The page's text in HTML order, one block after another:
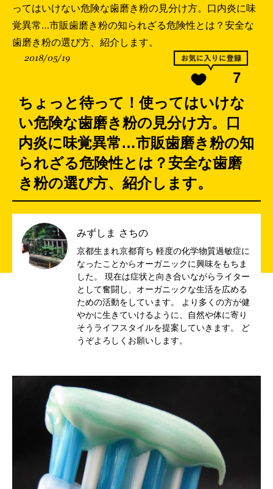
ってはいけない危険な歯磨き粉の見分け方。口内炎に味
覚異常…市販歯磨き粉の知られざる危険性とは？安全な
歯磨き粉の選び方、紹介します。
2018/05/19
7
ちょっと待って！使ってはいけな
い危険な歯磨き粉の見分け方。口
内炎に味覚異常…市販歯磨き粉の知
られざる危険性とは？安全な歯磨
き粉の選び方、紹介します。
みずしま さちの
京都生まれ京都育ち 軽度の化学物質過敏症に
なったことからオーガニックに興味をもちま
した。 現在は症状と向き合いながらライター
として奮闘し、オーガニックな生活を広める
ための活動をしています。 より多くの方が健
やかに生きていけるように、自然や体に寄り
そうライフスタイルを提案していきます。 ど
うぞよろしくお願いします。